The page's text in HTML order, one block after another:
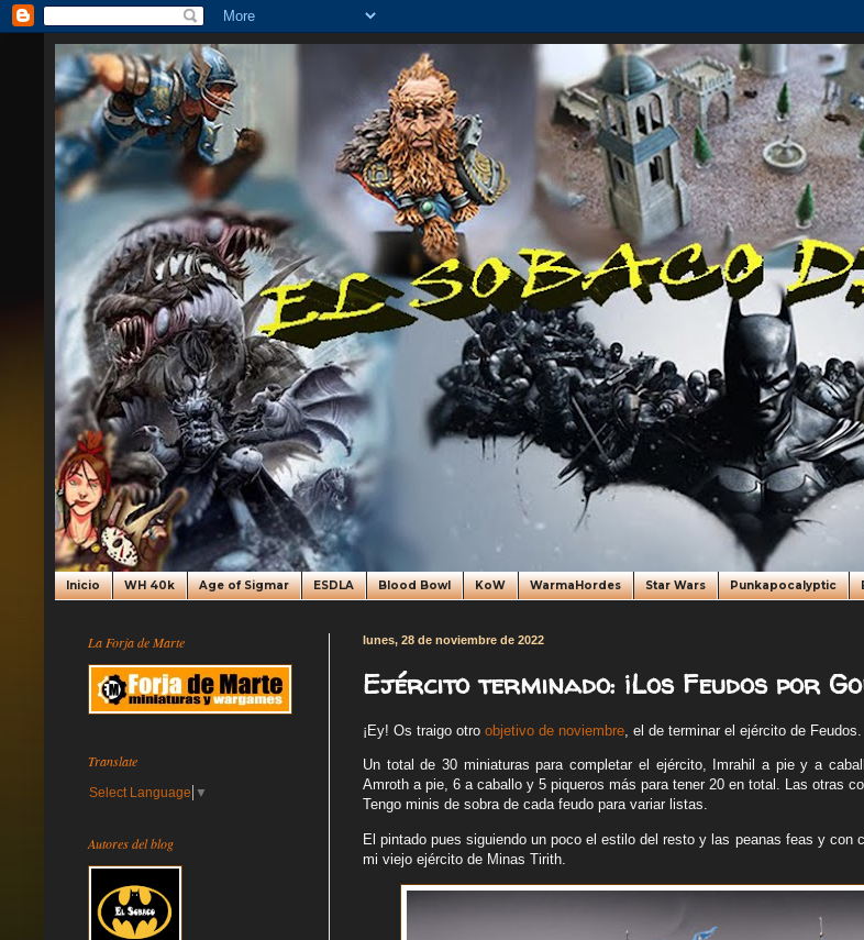
Inicio WH 40k Age of Sigmar ESDLA Blood Bowl KoW WarmaHordes Star Wars Punkapocalyptic
lunes, 28 de noviembre de 2022
Ejército terminado: ¡Los Feudos por
¡Ey! Os traigo otro objetivo de noviembre, el de terminar el ejército de Feudos.
Un total de 30 miniaturas para completar el ejército, Imrahil a pie y a
Amroth a pie, 6 a caballo y 5 piqueros más para tener 20 en total. Las otras
Tengo minis de sobra de cada feudo para variar listas.
El pintado pues siguiendo un poco el estilo del resto y las peanas feas y con
mi viejo ejército de Minas Tirith.
La Forja de Marte
Translate
Select Language ▼
Autores del blog